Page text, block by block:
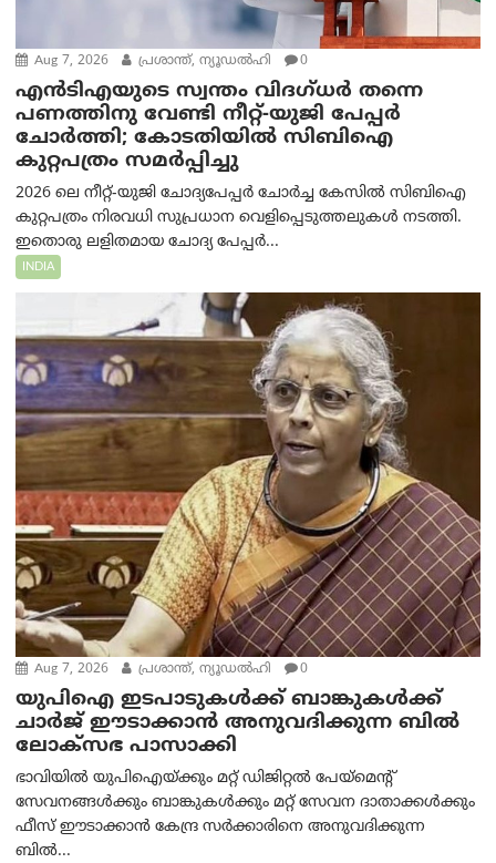
Aug 7, 2026 പ്രശാന്ത്, ന്യൂഡല്‍ഹി 0
എൻ‌ടി‌എയുടെ സ്വന്തം വിദഗ്ധർ തന്നെ
പണത്തിനു വേണ്ടി നീറ്റ്-യു‌ജി പേപ്പർ
ചോർത്തി; കോടതിയില്‍ സിബിഐ
കുറ്റപത്രം സമര്‍പ്പിച്ചു
2026 ലെ നീറ്റ്-യുജി ചോദ്യപേപ്പർ ചോർച്ച കേസിൽ സിബിഐ
കുറ്റപത്രം നിരവധി സുപ്രധാന വെളിപ്പെടുത്തലുകൾ നടത്തി.
ഇതൊരു ലളിതമായ ചോദ്യ പേപ്പർ...
INDIA
Aug 7, 2026 പ്രശാന്ത്, ന്യൂഡല്‍ഹി 0
യുപിഐ ഇടപാടുകൾക്ക് ബാങ്കുകൾക്ക്
ചാർജ് ഈടാക്കാൻ അനുവദിക്കുന്ന ബിൽ
ലോക്‌സഭ പാസാക്കി
ഭാവിയിൽ യുപിഐയ്ക്കും മറ്റ് ഡിജിറ്റൽ പേയ്‌മെന്റ്
സേവനങ്ങൾക്കും ബാങ്കുകൾക്കും മറ്റ് സേവന ദാതാക്കൾക്കും
ഫീസ് ഈടാക്കാൻ കേന്ദ്ര സർക്കാരിനെ അനുവദിക്കുന്ന
ബിൽ...